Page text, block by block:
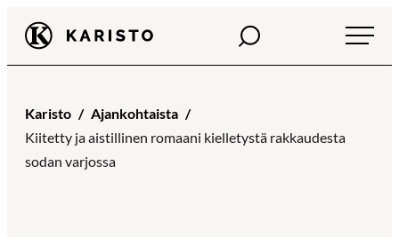
Siirry
suoraan
sisältöön
Karisto Haku
Karisto
Ajankohtaista
Kiitetty ja aistillinen romaani kielletystä rakkaudesta
sodan varjossa